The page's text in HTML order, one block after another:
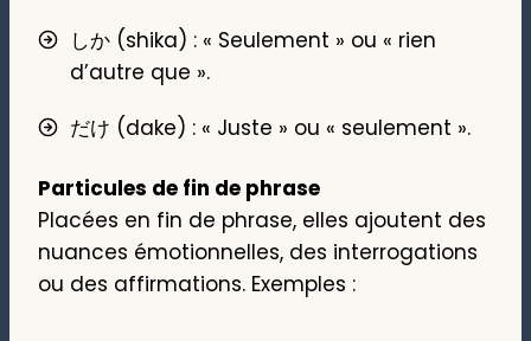
しか (shika) : « Seulement » ou « rien
d’autre que ».
だけ (dake) : « Juste » ou « seulement ».
Particules de fin de phrase
Placées en fin de phrase, elles ajoutent des
nuances émotionnelles, des interrogations
ou des affirmations. Exemples :